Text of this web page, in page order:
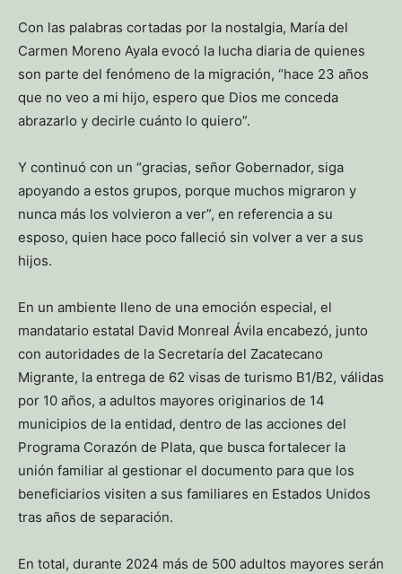
Con las palabras cortadas por la nostalgia, María del
Carmen Moreno Ayala evocó la lucha diaria de quienes
son parte del fenómeno de la migración, “hace 23 años
que no veo a mi hijo, espero que Dios me conceda
abrazarlo y decirle cuánto lo quiero”.
Y continuó con un “gracias, señor Gobernador, siga
apoyando a estos grupos, porque muchos migraron y
nunca más los volvieron a ver”, en referencia a su
esposo, quien hace poco falleció sin volver a ver a sus
hijos.
En un ambiente lleno de una emoción especial, el
mandatario estatal David Monreal Ávila encabezó, junto
con autoridades de la Secretaría del Zacatecano
Migrante, la entrega de 62 visas de turismo B1/B2, válidas
por 10 años, a adultos mayores originarios de 14
municipios de la entidad, dentro de las acciones del
Programa Corazón de Plata, que busca fortalecer la
unión familiar al gestionar el documento para que los
beneficiarios visiten a sus familiares en Estados Unidos
tras años de separación.
En total, durante 2024 más de 500 adultos mayores serán